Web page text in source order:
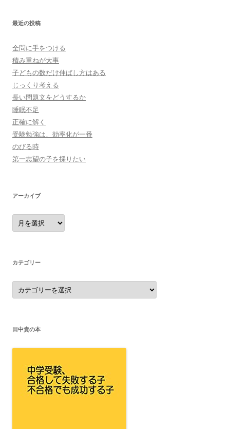
最近の投稿
全問に手をつける
積み重ねが大事
子どもの数だけ伸ばし方はある
じっくり考える
長い問題文をどうするか
睡眠不足
正確に解く
受験勉強は、効率化が一番
のびる時
第一志望の子を採りたい
アーカイブ
ア
ー
カ
カテゴリー
カ
テ
ゴ
田中貴の本